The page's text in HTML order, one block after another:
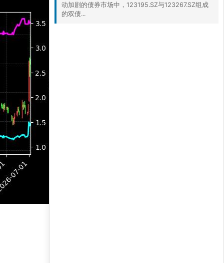
动加剧的债券市场中，123195.SZ与123267.SZ组成
的双债...